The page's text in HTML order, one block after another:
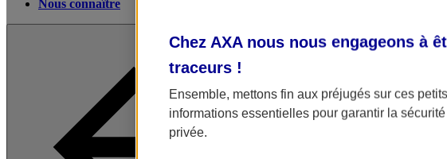
Nous connaître
Chez AXA nous nous engageons à
traceurs !
Ensemble, mettons fin aux préjugés sur ces
informations essentielles pour garantir la
privée.